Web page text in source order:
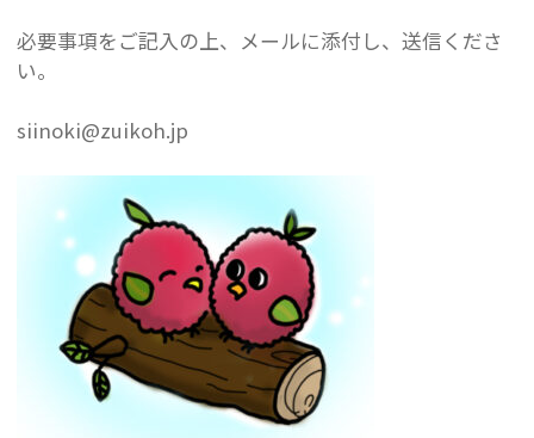
必要事項をご記入の上、メールに添付し、送信くださ
い。
siinoki@zuikoh.jp